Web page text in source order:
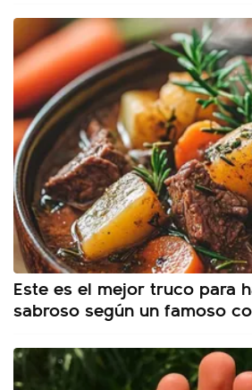
Este es el mejor truco para
sabroso según un famoso